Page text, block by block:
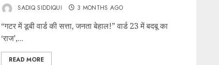
SADIQ SIDDIQUI 3 MONTHS AGO
“गटर में डूबी वार्ड की सत्ता, जनता बेहाल!” वार्ड 23 में बदबू का
‘राज’,...
READ MORE